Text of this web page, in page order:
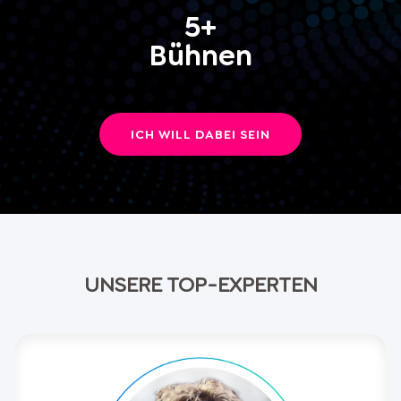
Stress in nachhaltige Lebenskraft zu
5+
Bühnen
ICH WILL DABEI SEIN
UNSERE TOP-EXPERTEN